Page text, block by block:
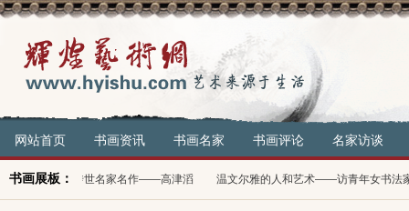
网站首页 书画资讯 书画名家 书画评论 名家访谈
书画展板：
传世名家名作——高津滔 温文尔雅的人和艺术——访青年女书法家雅文 豪